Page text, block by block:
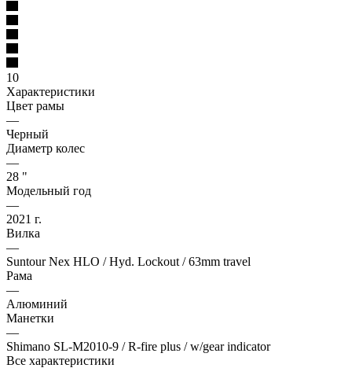
10
Характеристики
Цвет рамы
—
Черный
Диаметр колес
—
28 "
Модельный год
—
2021 г.
Вилка
—
Suntour Nex HLO / Hyd. Lockout / 63mm travel
Рама
—
Алюминий
Манетки
—
Shimano SL-M2010-9 / R-fire plus / w/gear indicator
Все характеристики